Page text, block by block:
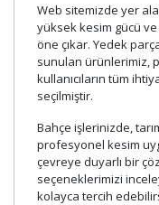
Web sitemizde yer
yüksek kesim gücü
öne çıkar. Yedek
sunulan ürünlerimiz,
kullanıcıların tüm
seçilmiştir.
Bahçe işlerinizde,
profesyonel kesim
çevreye duyarlı bir
seçeneklerimizi
kolayca tercih